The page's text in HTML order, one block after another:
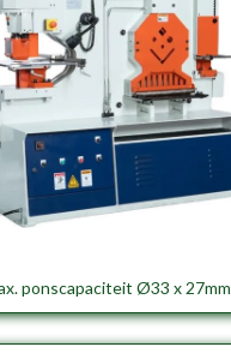
ponscapaciteit Ø33 x 27mm